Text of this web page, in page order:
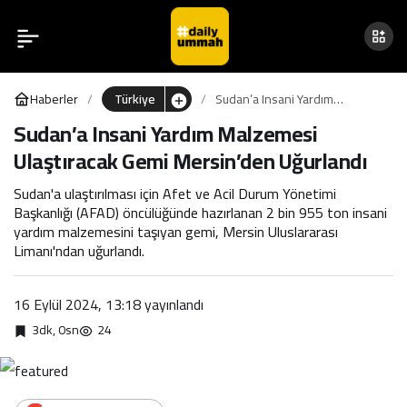
Haberler Türkiye
Sudan’a Insani Yardım
Malzemesi Ulaştıracak Gemi
Mersin’den Uğurlandı
Sudan’a Insani Yardım Malzemesi
Ulaştıracak Gemi Mersin’den Uğurlandı
Sudan'a ulaştırılması için Afet ve Acil Durum Yönetimi
Başkanlığı (AFAD) öncülüğünde hazırlanan 2 bin 955 ton insani
yardım malzemesini taşıyan gemi, Mersin Uluslararası
Limanı'ndan uğurlandı.
16 Eylül 2024, 13:18yayınlandı
3dk, 0sn 24
Ayşenur Ezgi Eygi, Ölümü
Göze Alarak Filistinlilere
Destek Vermiş
Paylaş